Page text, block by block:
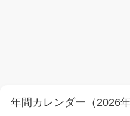
年間カレンダー（2026